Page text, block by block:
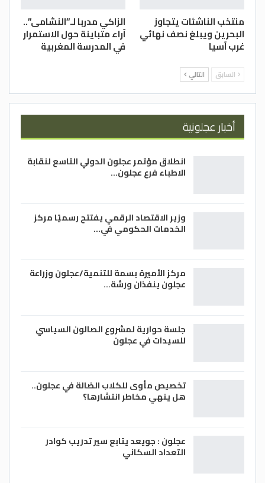
منتخب الناشئات يتجاوز
البحرين ويبلغ نصف نهائي
غرب آسيا
الزاكي مدربا لـ”النشامى”..
آراء متباينة حول الاستمرار
في المدرسة المغربية
السابق التالي
أخبار عجلونية
انطلاق مؤتمر عجلون الدولي التاسع لنقابة
الاطباء فرع عجلون…
وزير الاقتصاد الرقمي يفتتح رسميًا مركز
الخدمات الحكومي في…
مركز الأميرة بسمة للتنمية/عجلون وزراعة
عجلون ينفذان ورشة…
جلسة حوارية لمشروع الصالون السياسي
للسيدات في عجلون
تخصيص مأوى للكلاب الضالة في عجلون..
هل ينهي مخاطر انتشارها؟
عجلون : جويعد يتابع سير تدريب كوادر
التعداد السكاني